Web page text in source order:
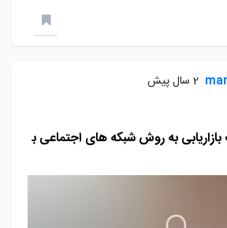
2 سال پیش
به روش شبکه های اجتماعی ب